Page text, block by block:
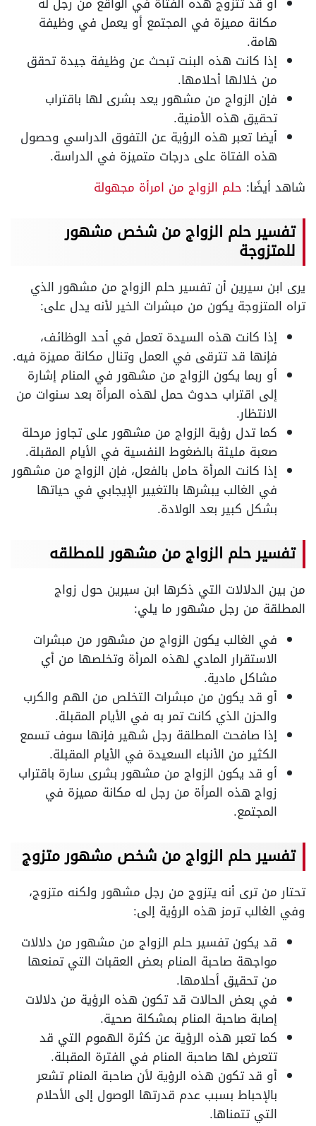
مكانة مميزة في المجتمع أو يعمل في وظيفة
هامة.
إذا كانت هذه البنت تبحث عن وظيفة جيدة تحقق
من خلالها أحلامها.
فإن الزواج من مشهور يعد بشرى لها باقتراب
تحقيق هذه الأمنية.
أيضا تعبر هذه الرؤية عن التفوق الدراسي وحصول
هذه الفتاة على درجات متميزة في الدراسة.
شاهد أيضًا: حلم الزواج من امرأة مجهولة
تفسير حلم الزواج من شخص مشهور
للمتزوجة
يرى ابن سيرين أن تفسير حلم الزواج من مشهور الذي
تراه المتزوجة يكون من مبشرات الخير لأنه يدل على:
إذا كانت هذه السيدة تعمل في أحد الوظائف،
فإنها قد تترقى في العمل وتنال مكانة مميزة فيه.
أو ربما يكون الزواج من مشهور في المنام إشارة
إلى اقتراب حدوث حمل لهذه المرأة بعد سنوات من
الانتظار.
كما تدل رؤية الزواج من مشهور على تجاوز مرحلة
صعبة مليئة بالضغوط النفسية في الأيام المقبلة.
إذا كانت المرأة حامل بالفعل، فإن الزواج من مشهور
في الغالب يبشرها بالتغيير الإيجابي في حياتها
بشكل كبير بعد الولادة.
تفسير حلم الزواج من مشهور للمطلقه
من بين الدلالات التي ذكرها ابن سيرين حول زواج
المطلقة من رجل مشهور ما يلي:
في الغالب يكون الزواج من مشهور من مبشرات
الاستقرار المادي لهذه المرأة وتخلصها من أي
مشاكل مادية.
أو قد يكون من مبشرات التخلص من الهم والكرب
والحزن الذي كانت تمر به في الأيام المقبلة.
إذا صافحت المطلقة رجل شهير فإنها سوف تسمع
الكثير من الأنباء السعيدة في الأيام المقبلة.
أو قد يكون الزواج من مشهور بشرى سارة باقتراب
زواج هذه المرأة من رجل له مكانة مميزة في
المجتمع.
تفسير حلم الزواج من شخص مشهور متزوج
تحتار من ترى أنه يتزوج من رجل مشهور ولكنه متزوج،
وفي الغالب ترمز هذه الرؤية إلى:
قد يكون تفسير حلم الزواج من مشهور من دلالات
مواجهة صاحبة المنام بعض العقبات التي تمنعها
من تحقيق أحلامها.
في بعض الحالات قد تكون هذه الرؤية من دلالات
إصابة صاحبة المنام بمشكلة صحية.
كما تعبر هذه الرؤية عن كثرة الهموم التي قد
تتعرض لها صاحبة المنام في الفترة المقبلة.
أو قد تكون هذه الرؤية لأن صاحبة المنام تشعر
بالإحباط بسبب عدم قدرتها الوصول إلى الأحلام
التي تتمناها.